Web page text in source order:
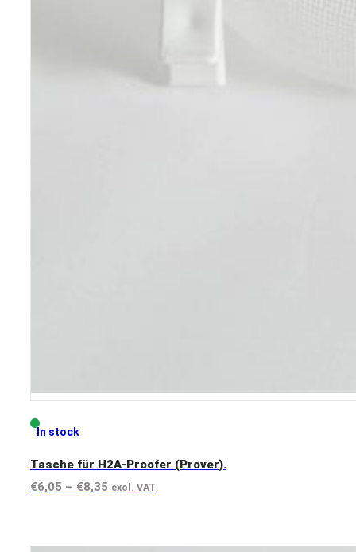
In stock
Tasche für H2A-Proofer (Prover).
€6,05 – €8,35 Preisspanne:
excl. VAT